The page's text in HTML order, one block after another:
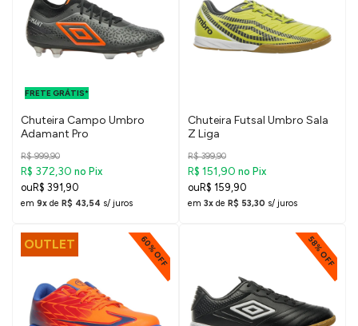
FRETE GRÁTIS*
Chuteira Campo Umbro
Adamant Pro
R$ 999,90
R$ 372,30 no Pix
R$ 391,90
em 9x de R$ 43,54 s/ juros
Chuteira Futsal Umbro Sala
Z Liga
R$ 399,90
R$ 151,90 no Pix
R$ 159,90
em 3x de R$ 53,30 s/ juros
OUTLET 60% OFF 58% OFF